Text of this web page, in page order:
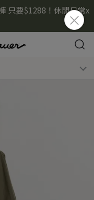
只要$1288！休閒日常x